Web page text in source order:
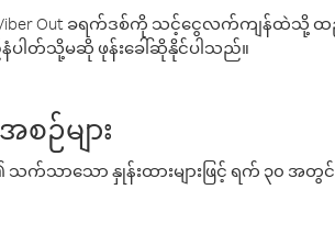
Out ခရက်ဒစ်ကို သင့်ငွေလက်ကျန်ထဲသို့ ထ
နံပါတ်သို့မဆို ဖုန်းခေါ်ဆိုနိုင်ပါသည်။
ဉ်များ
သက်သာသော နှုန်းထားများဖြင့် ရက် ၃၀